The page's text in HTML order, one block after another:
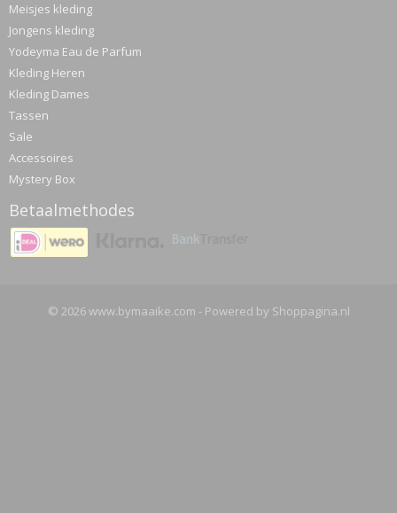
Meisjes kleding
Jongens kleding
Yodeyma Eau de Parfum
Kleding Heren
Kleding Dames
Tassen
Sale
Accessoires
Mystery Box
Betaalmethodes
© 2026 www.bymaaike.com - Powered by Shoppagina.nl